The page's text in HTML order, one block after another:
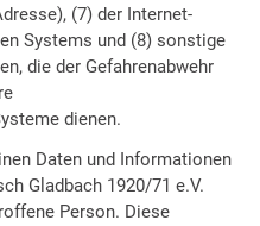
(7) der Internet-
Systems und (8) sonstige
die der Gefahrenabwehr
dienen.
Daten und Informationen
Gladbach 1920/71 e.V.
Person. Diese